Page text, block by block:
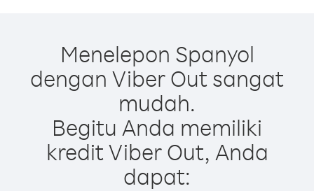
Menelepon Spanyol
dengan Viber Out sangat
mudah.
Begitu Anda memiliki
kredit Viber Out, Anda
dapat: